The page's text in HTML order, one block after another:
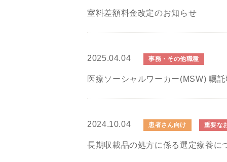
室料差額料金改定のお知らせ
2025.04.04 事務・その他職種
医療ソーシャルワーカー(MSW) 嘱
2024.10.04 患者さん向け 重要な
長期収載品の処方に係る選定療養に